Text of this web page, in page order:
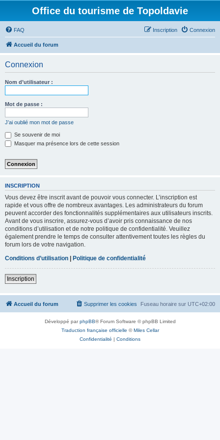
Office du tourisme de Topoldavie
FAQ Connexion
Inscription
Accueil du forum
Connexion
Nom d’utilisateur :
Mot de passe :
J’ai oublié mon mot de passe
Se souvenir de moi
Masquer ma présence lors de cette session
INSCRIPTION
Vous devez être inscrit avant de pouvoir vous connecter. L’inscription est
rapide et vous offre de nombreux avantages. Les administrateurs du forum
peuvent accorder des fonctionnalités supplémentaires aux utilisateurs inscrits.
Avant de vous inscrire, assurez-vous d’avoir pris connaissance de nos
conditions d’utilisation et de notre politique de confidentialité. Veuillez
également prendre le temps de consulter attentivement toutes les règles du
forum lors de votre navigation.
Conditions d’utilisation | Politique de confidentialité
Inscription
Accueil du forum Fuseau horaire sur UTC+02:00
Supprimer les cookies
Développé parphpBB® Forum Software © phpBB Limited
Traduction française officielle ©Miles Cellar
Confidentialité | Conditions